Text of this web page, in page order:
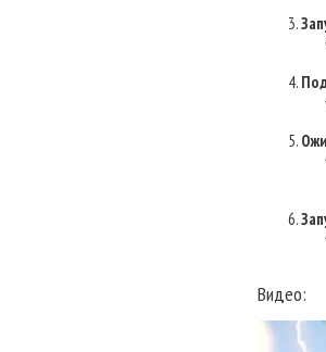
Видео: